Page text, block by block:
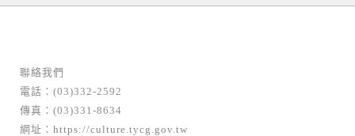
聯絡我們
電話：(03)332-2592
傳真：(03)331-8634
網址： https://culture.tycg.gov.tw